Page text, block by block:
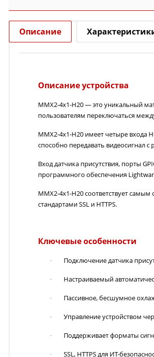
Описание
Описание устройства
MMX2-4x1-H20 — это уникальный
пользователям переключаться
MMX2-4x1-H20 имеет четыре входа
способно передавать видеосигнал
Вход датчика присутствия, порты
программного обеспечения
MMX2-4x1-H20 соответствует
стандартами SSL и HTTPS.
Ключевые особенности
· Подключение датчика
· Настраиваемый
· Пассивное, бесшумное
· Управление устройством
· Поддерживает форматы
· SSL, HTTPS для ИТ-